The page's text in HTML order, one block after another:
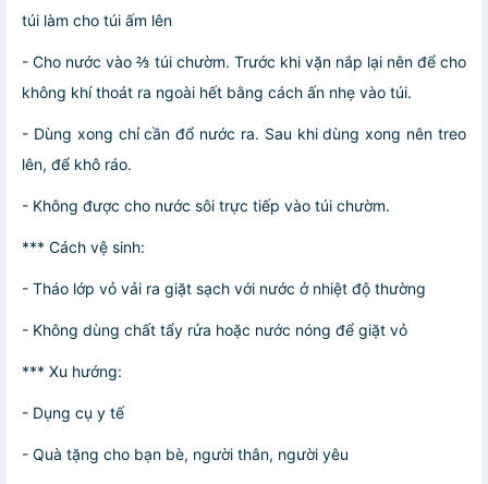
túi làm cho túi ấm lên
- Cho nước vào ⅔ túi chườm. Trước khi vặn nắp lại nên để cho
không khí thoát ra ngoài hết bằng cách ấn nhẹ vào túi.
- Dùng xong chỉ cần đổ nước ra. Sau khi dùng xong nên treo
lên, để khô ráo.
- Không được cho nước sôi trực tiếp vào túi chườm.
*** Cách vệ sinh:
- Tháo lớp vỏ vải ra giặt sạch với nước ở nhiệt độ thường
- Không dùng chất tẩy rửa hoặc nước nóng để giặt vỏ
*** Xu hướng:
- Dụng cụ y tế
- Quà tặng cho bạn bè, người thân, người yêu